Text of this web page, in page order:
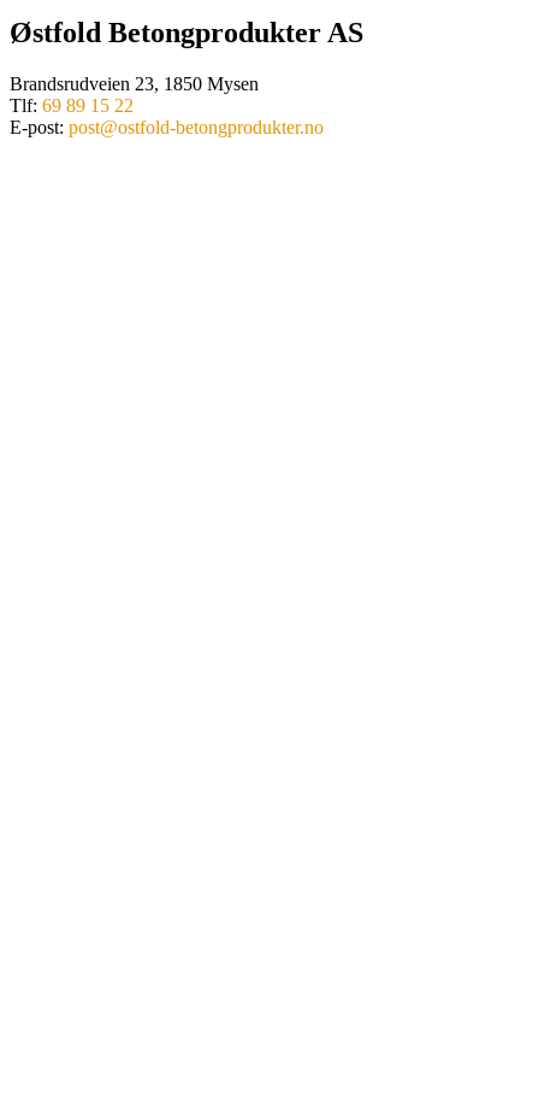
Østfold Betongprodukter AS
Brandsrudveien 23, 1850 Mysen
Tlf: 69 89 15 22
E-post: post@ostfold-betongprodukter.no